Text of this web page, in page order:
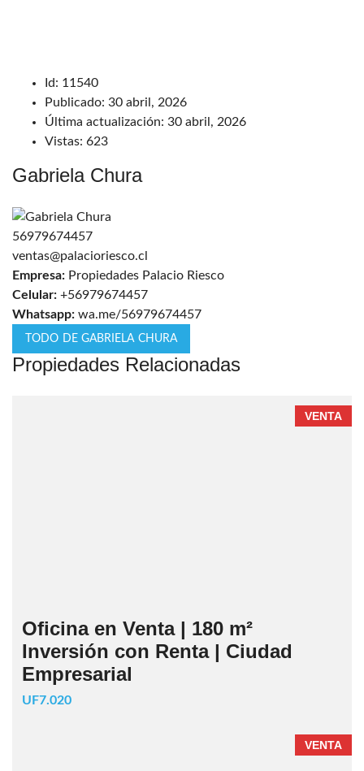
Id: 11540
Publicado: 30 abril, 2026
Última actualización: 30 abril, 2026
Vistas: 623
Gabriela Chura
56979674457
ventas@palacioriesco.cl
Empresa: Propiedades Palacio Riesco
Celular: +56979674457
Whatsapp: wa.me/56979674457
TODO DE GABRIELA CHURA
Propiedades Relacionadas
VENTA
Oficina en Venta | 180 m²
Inversión con Renta | Ciudad
Empresarial
UF7.020
VENTA